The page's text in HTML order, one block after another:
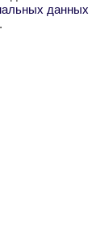
данных